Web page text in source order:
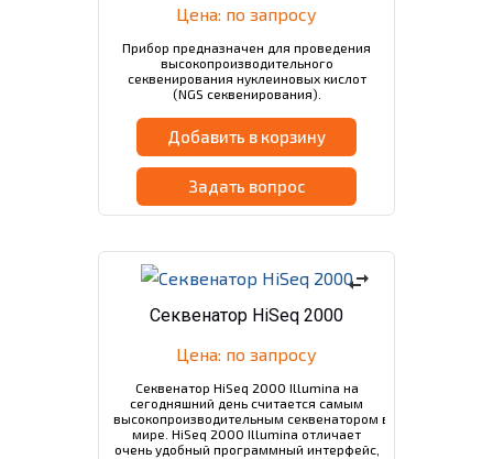
Цена: по запросу
Прибор предназначен для проведения
высокопроизводительного
секвенирования нуклеиновых кислот
(NGS секвенирования).
Добавить в корзину
Задать вопрос
swap_horiz
Секвенатор HiSeq 2000
Цена: по запросу
Секвенатор HiSeq 2000 Illumina на
сегодняшний день считается самым
высокопроизводительным секвенатором в
мире. HiSeq 2000 Illumina отличает
очень удобный программный интерфейс,